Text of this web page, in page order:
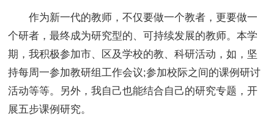
作为新一代的教师，不仅要做一个教者，更要做一
个研者，最终成为研究型的、可持续发展的教师。本学
期，我积极参加市、区及学校的教、科研活动，如，坚
持每周一参加教研组工作会议;参加校际之间的课例研讨
活动等等。另外，我自己也能结合自己的研究专题，开
展五步课例研究。